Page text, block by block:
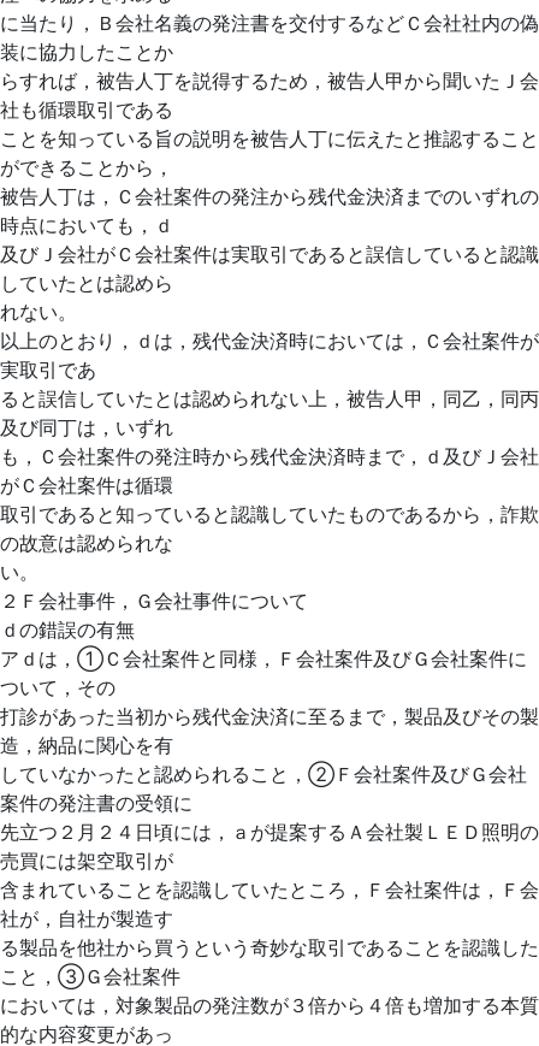
に当たり，Ｂ会社名義の発注書を交付するなどＣ会社社内の偽
装に協力したことか
らすれば，被告人丁を説得するため，被告人甲から聞いたＪ会
社も循環取引である
ことを知っている旨の説明を被告人丁に伝えたと推認すること
ができることから，
被告人丁は，Ｃ会社案件の発注から残代金決済までのいずれの
時点においても，ｄ
及びＪ会社がＣ会社案件は実取引であると誤信していると認識
していたとは認めら
れない。
以上のとおり，ｄは，残代金決済時においては，Ｃ会社案件が
実取引であ
ると誤信していたとは認められない上，被告人甲，同乙，同丙
及び同丁は，いずれ
も，Ｃ会社案件の発注時から残代金決済時まで，ｄ及びＪ会社
がＣ会社案件は循環
取引であると知っていると認識していたものであるから，詐欺
の故意は認められな
い。
２Ｆ会社事件，Ｇ会社事件について
ｄの錯誤の有無
アｄは，①Ｃ会社案件と同様，Ｆ会社案件及びＧ会社案件に
ついて，その
打診があった当初から残代金決済に至るまで，製品及びその製
造，納品に関心を有
していなかったと認められること，②Ｆ会社案件及びＧ会社
案件の発注書の受領に
先立つ２月２４日頃には，ａが提案するＡ会社製ＬＥＤ照明の
売買には架空取引が
含まれていることを認識していたところ，Ｆ会社案件は，Ｆ会
社が，自社が製造す
る製品を他社から買うという奇妙な取引であることを認識した
こと，③Ｇ会社案件
においては，対象製品の発注数が３倍から４倍も増加する本質
的な内容変更があっ